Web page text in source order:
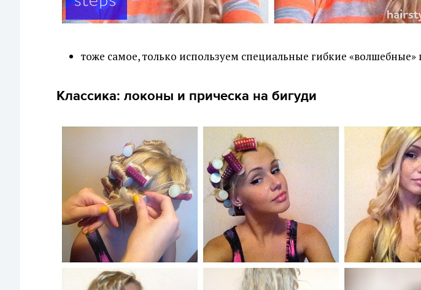
тоже самое, только используем специальные гибкие «волшебные»
Классика: локоны и прическа на бигуди